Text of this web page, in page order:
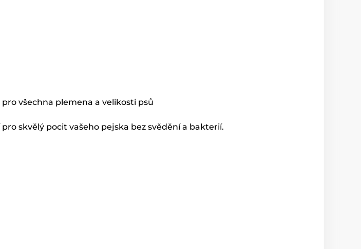
všechna plemena a velikosti psů
skvělý pocit vašeho pejska bez svědění a bakterií.